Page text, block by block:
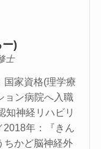
)
士
国家資格(理学療
ョン病院へ入職
知神経リハビリ
2018年：『きん
ちかど脳神経外